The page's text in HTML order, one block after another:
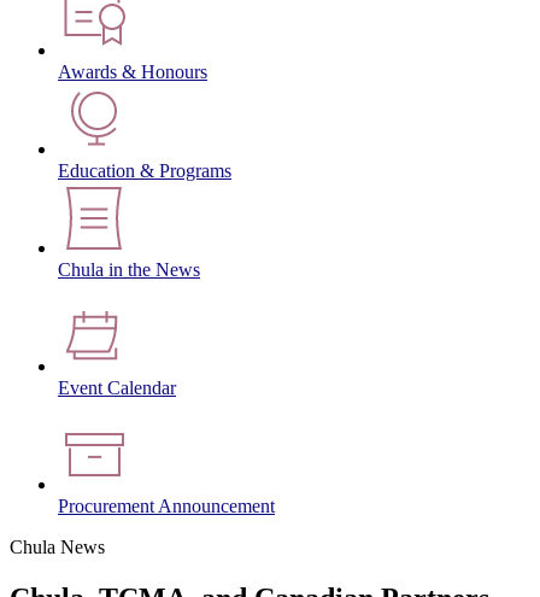
Awards & Honours
Education & Programs
Chula in the News
Event Calendar
Procurement Announcement
Chula News